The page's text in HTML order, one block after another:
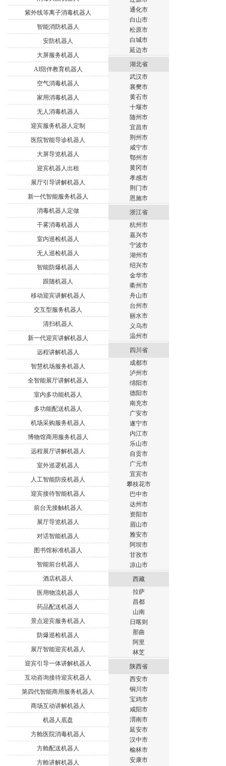
紫外线等离子消毒机器人
智能消防机器人
安防机器人
大屏服务机器人
AI陪伴教育机器人
空气消毒机器人
家用消毒机器人
无人消毒机器人
迎宾服务机器人定制
医院智能导诊机器人
大屏导览机器人
迎宾机器人出租
展厅引导讲解机器人
新一代智能服务机器人
消毒机器人定做
干雾消毒机器人
室内巡检机器人
无人巡检机器人
智能防爆机器人
跟随机器人
移动迎宾讲解机器人
交互型服务机器人
清扫机器人
新一代迎宾讲解机器人
远程讲解机器人
智慧机场服务机器人
全智能展厅讲解机器人
室内多功能机器人
多功能配送机器人
机场采购服务机器人
博物馆商用服务机器人
远程展厅讲解机器人
室外巡逻机器人
人工智能防疫机器人
迎宾接待智能机器人
前台无接触机器人
展厅导览机器人
对话智能机器人
图书馆标准机器人
智能前台机器人
酒店机器人
医用物流机器人
药品配送机器人
景点迎宾服务机器人
防爆巡检机器人
展厅智能迎宾机器人
迎宾引导一体讲解机器人
互动咨询接待迎宾机器人
第四代智能商用服务机器人
商场互动讲解机器人
机器人底盘
方舱医院消毒机器人
方舱配送机器人
方舱讲解机器人
通化市
白山市
松原市
白城市
延边市
湖北省
武汉市
襄樊市
黄石市
十堰市
随州市
宜昌市
荆州市
咸宁市
鄂州市
黄冈市
孝感市
荆门市
恩施市
浙江省
杭州市
嘉兴市
宁波市
湖州市
绍兴市
金华市
衢州市
舟山市
台州市
丽水市
义乌市
温州市
四川省
成都市
泸州市
绵阳市
德阳市
南充市
广安市
遂宁市
内江市
乐山市
自贡市
广元市
宜宾市
攀枝花市
巴中市
达州市
资阳市
眉山市
雅安市
阿坝市
甘孜市
凉山市
西藏
拉萨
昌都
山南
日喀则
那曲
阿里
林芝
陕西省
西安市
铜川市
宝鸡市
咸阳市
渭南市
延安市
汉中市
榆林市
安康市